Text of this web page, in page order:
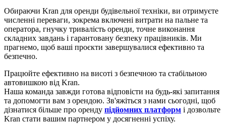
Обираючи Kran для оренди будівельної техніки, ви отримуєте
численні переваги, зокрема включені витрати на пальне та
оператора, гнучку тривалість оренди, точне виконання
складних завдань і гарантовану безпеку працівників. Ми
прагнемо, щоб ваші проєкти завершувалися ефективно та
безпечно.
Працюйте ефективно на висоті з безпечною та стабільною
автовишкою від Kran.
Наша команда завжди готова відповісти на будь-які запитання
та допомогти вам з орендою. Зв'яжіться з нами сьогодні, щоб
дізнатися більше про оренду підйомних платформ і дозвольте
Kran стати вашим партнером у досягненні успіху.